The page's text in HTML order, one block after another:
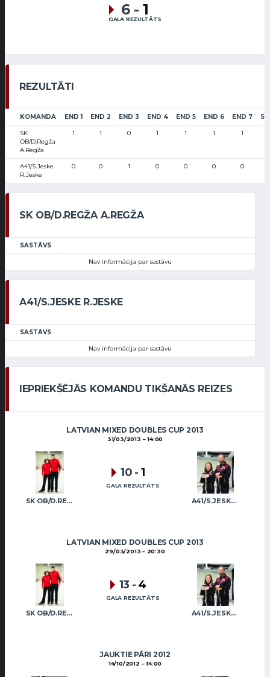
6 - 1
GALA REZULTĀTS
REZULTĀTI
KOMANDA END 1 END 2 END 3 END 4 END 5 END 6 END 7
SK
OB/D.Regža
A.Regža
1 1 0 1 1 1 1
A41/S.Jeske
R.Jeske
0 0 1 0 0 0 0
SK OB/D.REGŽA A.REGŽA
SASTĀVS
Nav informācija par sastāvu
A41/S.JESKE R.JESKE
SASTĀVS
Nav informācija par sastāvu
IEPRIEKŠĒJĀS KOMANDU TIKŠANĀS REIZES
LATVIAN MIXED DOUBLES CUP 2013
31/03/2013 14:00
SK OB/D.REGŽA A.REGŽA A41/S.JESKE R.JESKE
10 - 1
GALA REZULTĀTS
LATVIAN MIXED DOUBLES CUP 2013
29/03/2013 20:30
SK OB/D.REGŽA A.REGŽA A41/S.JESKE R.JESKE
13 - 4
GALA REZULTĀTS
JAUKTIE PĀRI 2012
14/10/2012 14:00